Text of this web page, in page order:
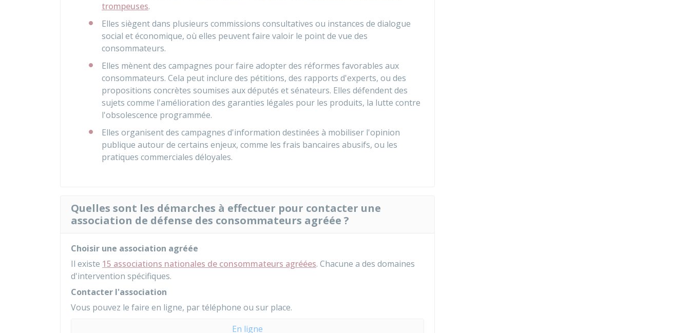
trompeuses.
Elles siègent dans plusieurs commissions consultatives ou instances de dialogue
social et économique, où elles peuvent faire valoir le point de vue des
consommateurs.
Elles mènent des campagnes pour faire adopter des réformes favorables aux
consommateurs. Cela peut inclure des pétitions, des rapports d'experts, ou des
propositions concrètes soumises aux députés et sénateurs. Elles défendent des
sujets comme l'amélioration des garanties légales pour les produits, la lutte contre
l'obsolescence programmée.
Elles organisent des campagnes d'information destinées à mobiliser l'opinion
publique autour de certains enjeux, comme les frais bancaires abusifs, ou les
pratiques commerciales déloyales.
Quelles sont les démarches à effectuer pour contacter une
association de défense des consommateurs agréée ?
Choisir une association agréée
Il existe 15 associations nationales de consommateurs agréées. Chacune a des domaines
d'intervention spécifiques.
Contacter l'association
Vous pouvez le faire en ligne, par téléphone ou sur place.
En ligne